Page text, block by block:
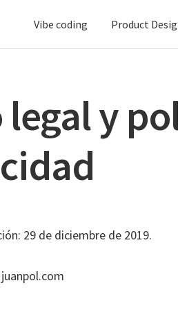
Vibe coding Product
legal y
29 de diciembre de 2019.